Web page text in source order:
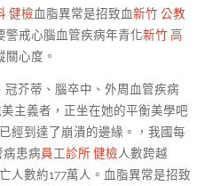
健檢血脂異常是招致血新竹 公教
警戒心腦血管疾病年青化新竹 高
關心度。
芥蒂、腦卒中、外周血管疾病
主義者，正坐在她的平衡美學吧
經到達了崩潰的邊緣。，我國每
患病員工診所 健檢人數跨越
人數約177萬人。血脂異常是招致